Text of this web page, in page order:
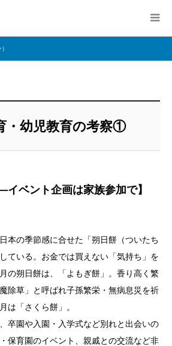
幼児教育の考察①
ベント企画は家族参加で】
本の季節感に合せた「朔日餅（ついたち
ている。お金では買えない「気持ち」を
の朔日餅は、「よもぎ餅」。香り高く繁
除草」と呼ばれ子孫繁栄・無病息災を祈
は「さくら餅」。
卒園や入園・入学式など別れと出会いの
保育園のイベント、親戚との交流など非